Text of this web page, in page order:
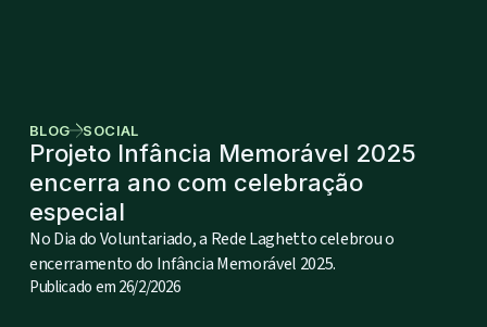
BLOG SOCIAL
Projeto Infância Memorável 2025
encerra ano com celebração
especial
No Dia do Voluntariado, a Rede Laghetto celebrou o
encerramento do Infância Memorável 2025.
Publicado em26/2/2026